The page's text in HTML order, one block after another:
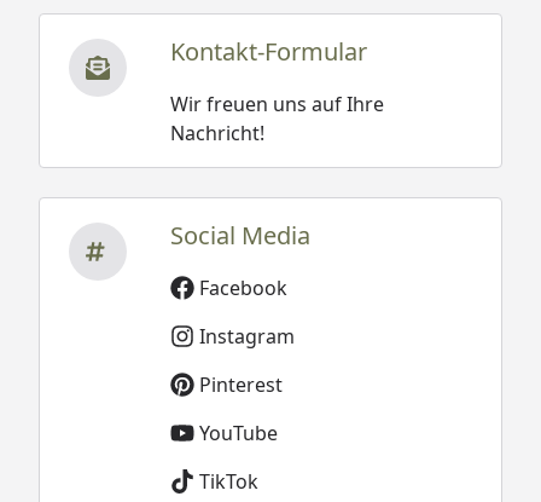
Kontakt-Formular
Wir freuen uns auf Ihre
Nachricht!
Social Media
Facebook
Instagram
Pinterest
YouTube
TikTok